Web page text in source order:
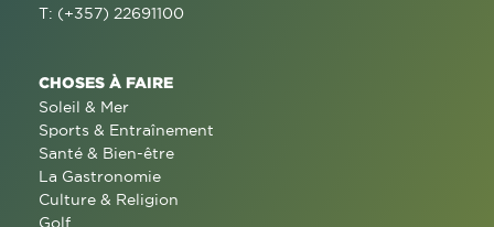
T: (+357) 22691100
CHOSES À FAIRE
Soleil & Mer
Sports & Entraînement
Santé & Bien-être
La Gastronomie
Culture & Religion
Golf